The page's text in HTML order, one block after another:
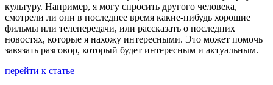
культуру. Например, я могу спросить другого человека,
смотрели ли они в последнее время какие-нибудь хорошие
фильмы или телепередачи, или рассказать о последних
новостях, которые я нахожу интересными. Это может помочь
завязать разговор, который будет интересным и актуальным.
перейти к статье